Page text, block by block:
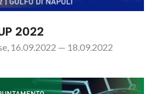
2022
16.09.2022 — 18.09.2022